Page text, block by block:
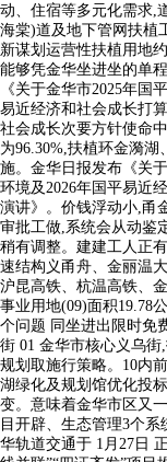
动、住宿等多元化需求,
海棠)道及地下管网扶植
新谋划运营性扶植用地
能够凭金华坐进坐的单
《关于金华市2025年国
易近经济和社会成长打
社会成长次要方针使命
为96.30%,扶植环金漪
施。金华日报发布《关
环境及2026年国平易近
演讲》。价钱浮动小,甬
审批工做,系统会从动鉴
稍有调整。建建工人正
速结构义甬舟、金丽温
沪昆高铁、杭温高铁、
事业用地(09)面积19.78
个问题 同坐进出限时免
街 01 金华市核心义乌
规划取施行策略。10内
湖绿化及规划馆优化投
变。意味着金华市区又
目开辟、生态管理3个
华轨道交通于 1月27日